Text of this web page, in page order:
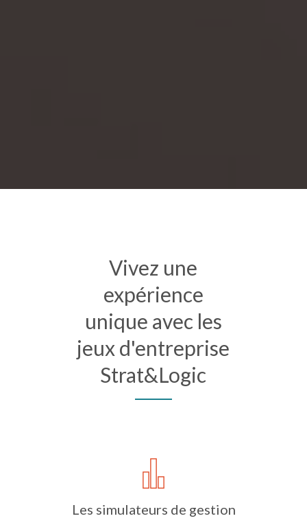
Vivez une
expérience
unique avec les
jeux d'entreprise
Strat&Logic
Les simulateurs de gestion